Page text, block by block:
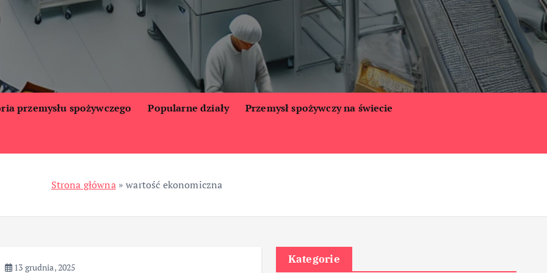
przemysłu spożywczego Popularne działy Przemysł spożywczy na świecie
Strona główna»wartość ekonomiczna
13 grudnia, 2025
Kategorie